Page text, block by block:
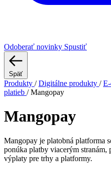
Odoberať novinky Spustiť
Späť
Produkty / Digitálne produkty /
platieb / Mangopay
Mangopay
Mangopay je platobná platforma
ponúka platby viacerým stranám,
výplaty pre trhy a platformy.